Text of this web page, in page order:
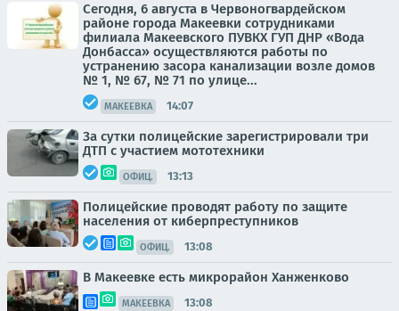
Сегодня, 6 августа в Червоногвардейском
районе города Макеевки сотрудниками
филиала Макеевского ПУВКХ ГУП ДНР «Вода
Донбасса» осуществляются работы по
устранению засора канализации возле домов
№ 1, № 67, № 71 по улице...
МАКЕЕВКА 14:07
За сутки полицейские зарегистрировали три
ДТП с участием мототехники
ОФИЦ. 13:13
Полицейские проводят работу по защите
населения от киберпреступников
ОФИЦ. 13:08
В Макеевке есть микрорайон Ханженково
МАКЕЕВКА 13:08